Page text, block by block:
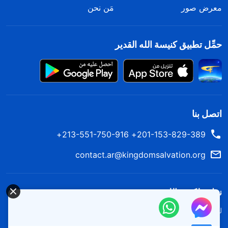
معرض صور
مَن نحن
حمِّل تطبيق كنيسة الله القدير
اتصل بنا
201-153-829-389+ 213-551-750-916+
contact.ar@kingdomsalvation.org
نزل ملكوت الله.
لقد نزلت المملكة بالفعل إلى الأرض! هل تريد دخوله؟